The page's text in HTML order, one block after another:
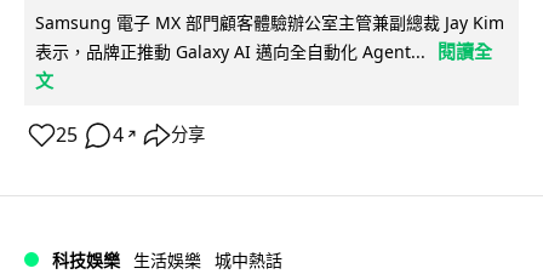
Samsung 電子 MX 部門顧客體驗辦公室主管兼副總裁 Jay Kim
表示，品牌正推動 Galaxy AI 邁向全自動化 Agent...
閱讀全
文
25 4 ↗ 分享
科技娛樂 生活娛樂 城中熱話